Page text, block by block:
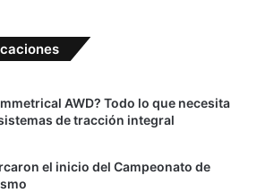
AWD? Todo lo que necesita
de tracción integral
el inicio del Campeonato de